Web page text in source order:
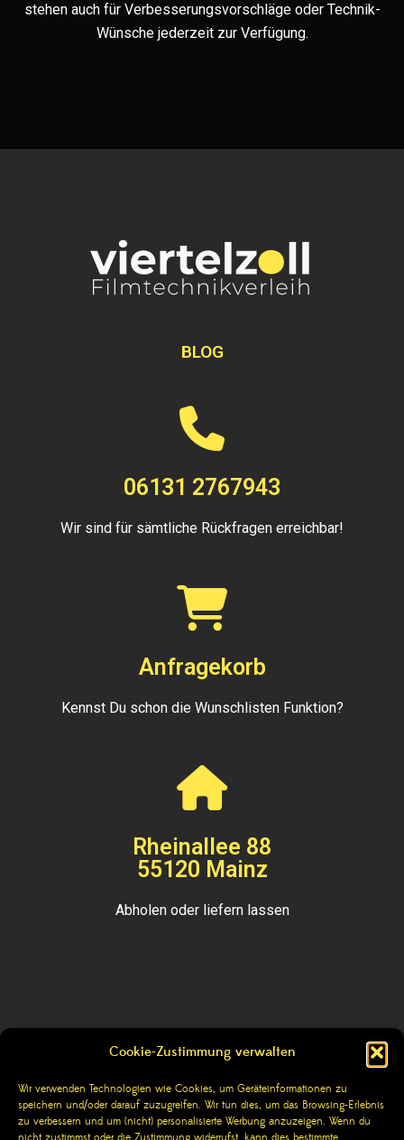
Cookie-Zustimmung verwalten
Wir verwenden Technologien wie Cookies, um Geräteinformationen zu
speichern und/oder darauf zuzugreifen. Wir tun dies, um das Browsing-Erlebnis
zu verbessern und um (nicht) personalisierte Werbung anzuzeigen. Wenn du
stehen auch für Verbesserungsvorschläge oder Technik-
Wünsche jederzeit zur Verfügung.
BLOG
06131 2767943
Wir sind für sämtliche Rückfragen erreichbar!
Anfragekorb
Kennst Du schon die Wunschlisten Funktion?
Rheinallee 88
55120 Mainz
Abholen oder liefern lassen
Impressum